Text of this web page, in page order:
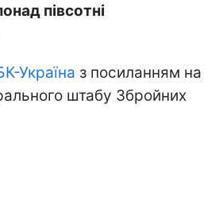
півсотні
Україна з посиланням на
штабу Збройних